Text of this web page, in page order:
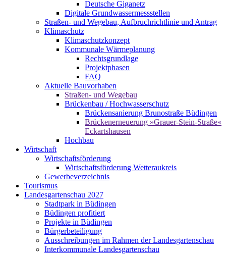
Deutsche Giganetz
Digitale Grundwassermessstellen
Straßen- und Wegebau, Aufbruchrichtlinie und Antrag
Klimaschutz
Klimaschutzkonzept
Kommunale Wärmeplanung
Rechtsgrundlage
Projektphasen
FAQ
Aktuelle Bauvorhaben
Straßen- und Wegebau
Brückenbau / Hochwasserschutz
Brückensanierung Brunostraße Büdingen
Brückenerneuerung »Grauer-Stein-Straße«
Eckartshausen
Hochbau
Wirtschaft
Wirtschaftsförderung
Wirtschaftsförderung Wetteraukreis
Gewerbeverzeichnis
Tourismus
Landesgartenschau 2027
Stadtpark in Büdingen
Büdingen profitiert
Projekte in Büdingen
Bürgerbeteiligung
Ausschreibungen im Rahmen der Landesgartenschau
Interkommunale Landesgartenschau